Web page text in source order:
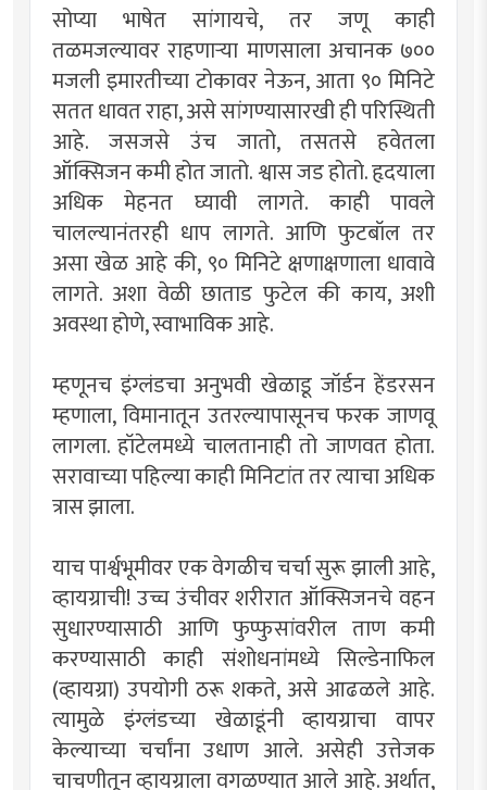
सोप्या भाषेत सांगायचे, तर जणू काही
तळमजल्यावर राहणार्‍या माणसाला अचानक ७००
मजली इमारतीच्या टोकावर नेऊन, आता ९० मिनिटे
सतत धावत राहा, असे सांगण्यासारखी ही परिस्थिती
आहे. जसजसे उंच जातो, तसतसे हवेतला
ऑक्सिजन कमी होत जातो. श्वास जड होतो. हृदयाला
अधिक मेहनत घ्यावी लागते. काही पावले
चालल्यानंतरही धाप लागते. आणि फुटबॉल तर
असा खेळ आहे की, ९० मिनिटे क्षणाक्षणाला धावावे
लागते. अशा वेळी छाताड फुटेल की काय, अशी
अवस्था होणे, स्वाभाविक आहे.
म्हणूनच इंग्लंडचा अनुभवी खेळाडू जॉर्डन हेंडरसन
म्हणाला, विमानातून उतरल्यापासूनच फरक जाणवू
लागला. हॉटेलमध्ये चालतानाही तो जाणवत होता.
सरावाच्या पहिल्या काही मिनिटांत तर त्याचा अधिक
त्रास झाला.
याच पार्श्वभूमीवर एक वेगळीच चर्चा सुरू झाली आहे,
व्हायग्राची! उच्च उंचीवर शरीरात ऑक्सिजनचे वहन
सुधारण्यासाठी आणि फुप्फुसांवरील ताण कमी
करण्यासाठी काही संशोधनांमध्ये सिल्डेनाफिल
(व्हायग्रा) उपयोगी ठरू शकते, असे आढळले आहे.
त्यामुळे इंग्लंडच्या खेळाडूंनी व्हायग्राचा वापर
केल्याच्या चर्चांना उधाण आले. असेही उत्तेजक
चाचणीतून व्हायग्राला वगळण्यात आले आहे. अर्थात,